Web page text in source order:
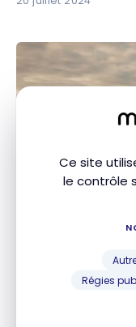
Ce site
le contrôle
Régies
États-Unis :
DESTINATIONS
États-Unis :